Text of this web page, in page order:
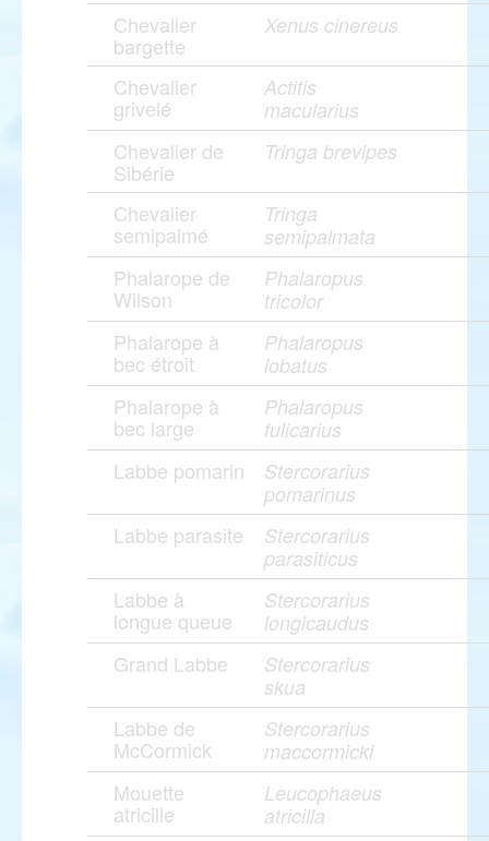
Chevalier
bargette
Xenus cinereus
Chevalier
grivelé
Actitis
macularius
Chevalier de
Sibérie
Tringa brevipes
Chevalier
semipalmé
Tringa
semipalmata
Phalarope de
Wilson
Phalaropus
tricolor
Phalarope à
bec étroit
Phalaropus
lobatus
Phalarope à
bec large
Phalaropus
fulicarius
Labbe pomarin
Stercorarius
pomarinus
Labbe parasite
Stercorarius
parasiticus
Labbe à
longue queue
Stercorarius
longicaudus
Grand Labbe
Stercorarius
skua
Labbe de
McCormick
Stercorarius
maccormicki
Mouette
atricille
Leucophaeus
atricilla